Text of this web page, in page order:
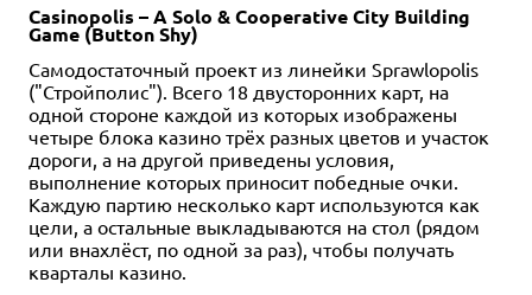
Casinopolis – A Solo & Cooperative City Building
Game (Button Shy)
Самодостаточный проект из линейки Sprawlopolis
("Стройполис"). Всего 18 двусторонних карт, на
одной стороне каждой из которых изображены
четыре блока казино трёх разных цветов и участок
дороги, а на другой приведены условия,
выполнение которых приносит победные очки.
Каждую партию несколько карт используются как
цели, а остальные выкладываются на стол (рядом
или внахлёст, по одной за раз), чтобы получать
кварталы казино.